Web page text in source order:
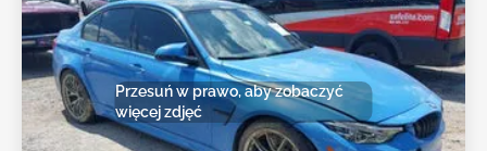
Przesuń w prawo, aby zobaczyć
więcej zdjęć